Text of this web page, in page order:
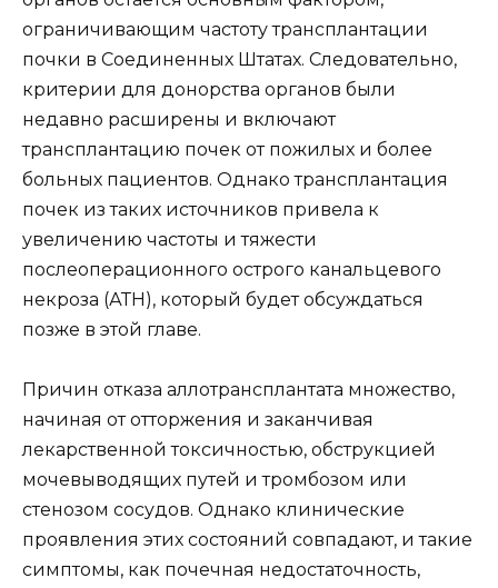
ограничивающим частоту трансплантации
почки в Соединенных Штатах. Следовательно,
критерии для донорства органов были
недавно расширены и включают
трансплантацию почек от пожилых и более
больных пациентов. Однако трансплантация
почек из таких источников привела к
увеличению частоты и тяжести
послеоперационного острого канальцевого
некроза (АТН), который будет обсуждаться
позже в этой главе.
Причин отказа аллотрансплантата множество,
начиная от отторжения и заканчивая
лекарственной токсичностью, обструкцией
мочевыводящих путей и тромбозом или
стенозом сосудов. Однако клинические
проявления этих состояний совпадают, и такие
симптомы, как почечная недостаточность,